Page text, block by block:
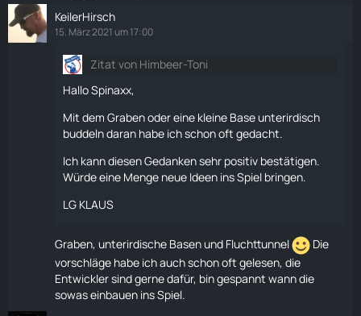
Eine These von mir: Bist du so von den Bots angepisst
hockst und die andern lieber mit Bots spielen.
Du willst mit dem Bot-Verbote erreichen das mehr
Leute deine Version von Scum spielen müssen.
KeilerHirsch
15. März 2021 um 17:00
Zitat von Himbeer-Toni
Hallo Spinaxx,
Mit dem Graben oder eine kleine Base unterirdisch
buddeln daran habe ich schon oft gedacht.
Ich kann diesen Gedanken sehr positiv bestätigen.
Würde eine Menge neue Ideen ins Spiel bringen.
LG KLAUS
Graben, unterirdische Basen und Fluchttunnel
Die
vorschläge habe ich auch schon oft gelesen, die
Entwickler sind gerne dafür, bin gespannt wann die
sowas einbauen ins Spiel.